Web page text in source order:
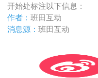
开始处标注以下信息：
作者： 班田互动
消息源： 班田互动